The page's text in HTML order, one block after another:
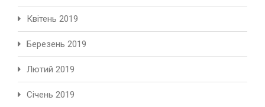
Квітень 2019
Березень 2019
Лютий 2019
Січень 2019